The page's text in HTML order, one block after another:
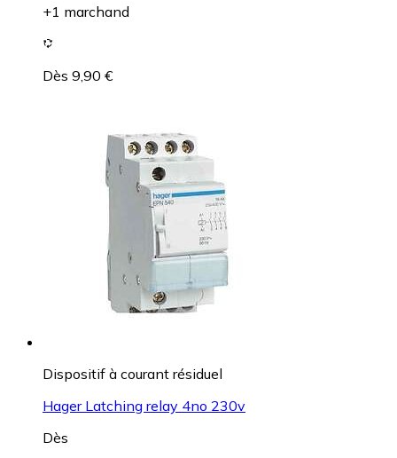
+1 marchand
Dès 9,90 €
Dispositif à courant résiduel
Hager Latching relay 4no 230v
Dès